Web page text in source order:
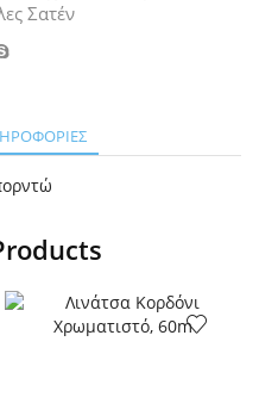
Σατέν